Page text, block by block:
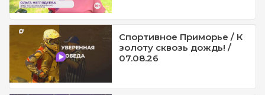
Спортивное Приморье / К
золоту сквозь дождь! /
07.08.26